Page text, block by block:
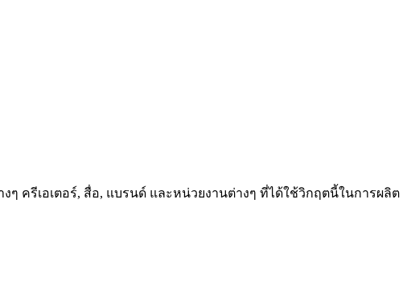
งๆ ครีเอเตอร์, สื่อ, แบรนด์ และหน่วยงานต่างๆ ที่ได้ใช้วิกฤตนี้ในการผลิต